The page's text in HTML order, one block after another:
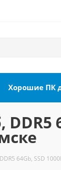
Хорошие ПК
64Gb, SSD